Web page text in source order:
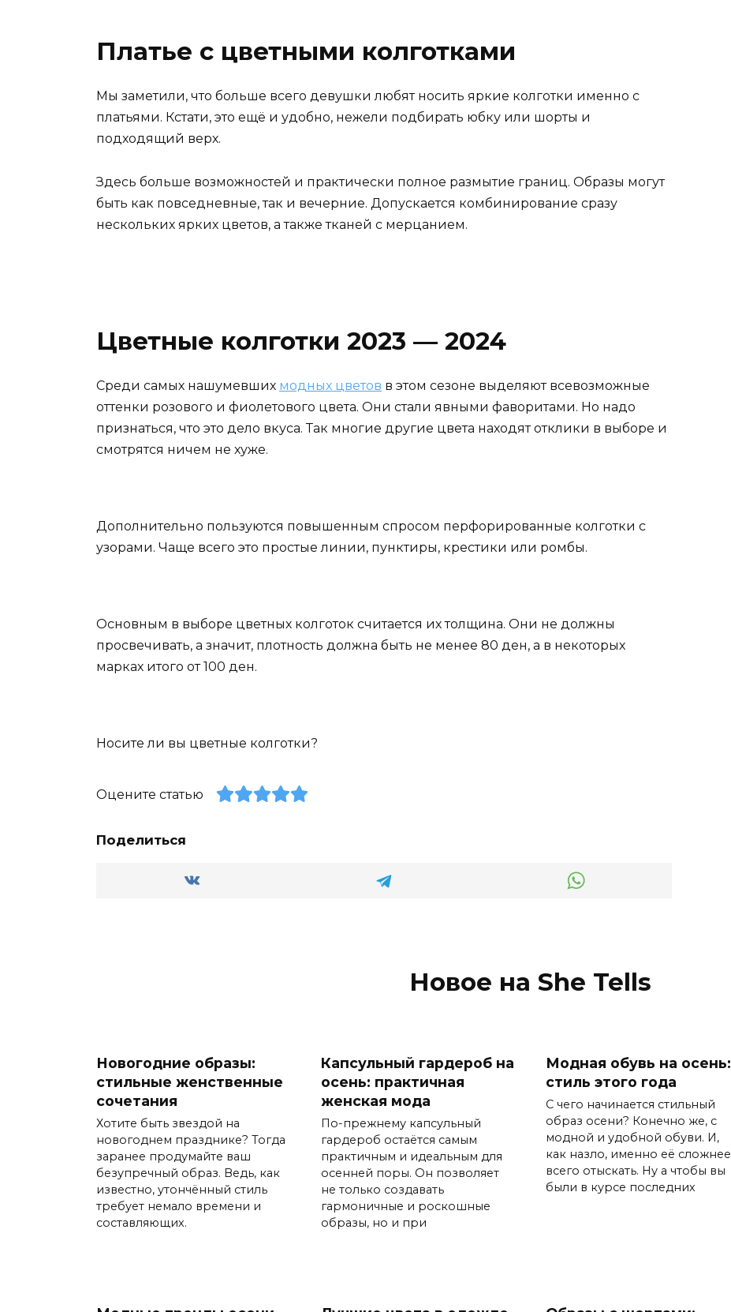
Платье с цветными колготками
Мы заметили, что больше всего девушки любят носить яркие колготки именно с
платьями. Кстати, это ещё и удобно, нежели подбирать юбку или шорты и
подходящий верх.
Здесь больше возможностей и практически полное размытие границ. Образы могут
быть как повседневные, так и вечерние. Допускается комбинирование сразу
нескольких ярких цветов, а также тканей с мерцанием.
Цветные колготки 2023 — 2024
Среди самых нашумевших модных цветов в этом сезоне выделяют всевозможные
оттенки розового и фиолетового цвета. Они стали явными фаворитами. Но надо
признаться, что это дело вкуса. Так многие другие цвета находят отклики в выборе и
смотрятся ничем не хуже.
Дополнительно пользуются повышенным спросом перфорированные колготки с
узорами. Чаще всего это простые линии, пунктиры, крестики или ромбы.
Основным в выборе цветных колготок считается их толщина. Они не должны
просвечивать, а значит, плотность должна быть не менее 80 ден, а в некоторых
марках итого от 100 ден.
Носите ли вы цветные колготки?
Оцените статью
Поделиться
Новое на She Tells
Новогодние образы:
стильные женственные
сочетания
Хотите быть звездой на
новогоднем празднике? Тогда
заранее продумайте ваш
безупречный образ. Ведь, как
известно, утончённый стиль
требует немало времени и
составляющих.
Капсульный гардероб на
осень: практичная
женская мода
По-прежнему капсульный
гардероб остаётся самым
практичным и идеальным для
осенней поры. Он позволяет
не только создавать
гармоничные и роскошные
образы, но и при
Модная обувь на осень:
стиль этого года
С чего начинается стильный
образ осени? Конечно же, с
модной и удобной обуви. И,
как назло, именно её сложнее
всего отыскать. Ну а чтобы вы
были в курсе последних